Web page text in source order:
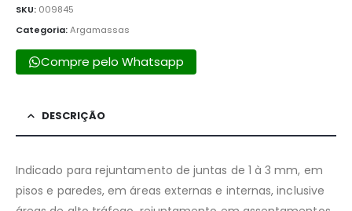
SKU: 009845
Categoria:Argamassas
Compre pelo Whatsapp
DESCRIÇÃO
Indicado para rejuntamento de juntas de 1 à 3 mm, em
pisos e paredes, em áreas externas e internas, inclusive